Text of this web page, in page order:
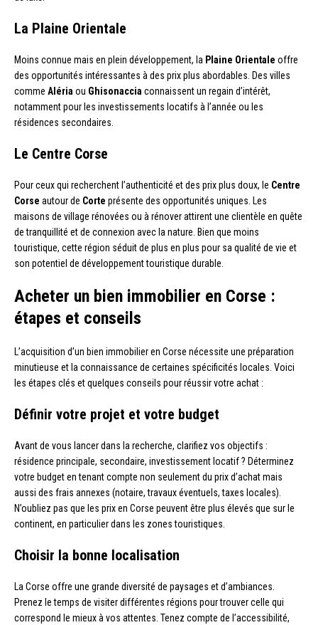
La Plaine Orientale
Moins connue mais en plein développement, la Plaine Orientale offre
des opportunités intéressantes à des prix plus abordables. Des villes
comme Aléria ou Ghisonaccia connaissent un regain d’intérêt,
notamment pour les investissements locatifs à l’année ou les
résidences secondaires.
Le Centre Corse
Pour ceux qui recherchent l’authenticité et des prix plus doux, le Centre
Corse autour de Corte présente des opportunités uniques. Les
maisons de village rénovées ou à rénover attirent une clientèle en quête
de tranquillité et de connexion avec la nature. Bien que moins
touristique, cette région séduit de plus en plus pour sa qualité de vie et
son potentiel de développement touristique durable.
Acheter un bien immobilier en Corse :
étapes et conseils
L’acquisition d’un bien immobilier en Corse nécessite une préparation
minutieuse et la connaissance de certaines spécificités locales. Voici
les étapes clés et quelques conseils pour réussir votre achat :
Définir votre projet et votre budget
Avant de vous lancer dans la recherche, clarifiez vos objectifs :
résidence principale, secondaire, investissement locatif ? Déterminez
votre budget en tenant compte non seulement du prix d’achat mais
aussi des frais annexes (notaire, travaux éventuels, taxes locales).
N’oubliez pas que les prix en Corse peuvent être plus élevés que sur le
continent, en particulier dans les zones touristiques.
Choisir la bonne localisation
La Corse offre une grande diversité de paysages et d’ambiances.
Prenez le temps de visiter différentes régions pour trouver celle qui
correspond le mieux à vos attentes. Tenez compte de l’accessibilité,